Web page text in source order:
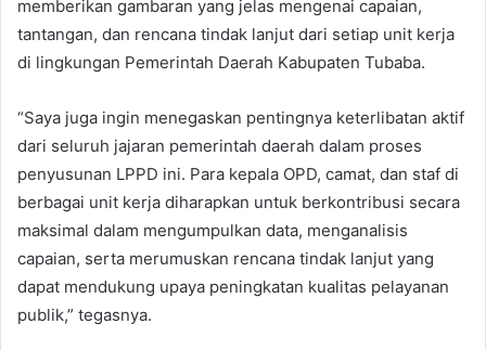
memberikan gambaran yang jelas mengenai capaian,
tantangan, dan rencana tindak lanjut dari setiap unit kerja
di lingkungan Pemerintah Daerah Kabupaten Tubaba.
“Saya juga ingin menegaskan pentingnya keterlibatan aktif
dari seluruh jajaran pemerintah daerah dalam proses
penyusunan LPPD ini. Para kepala OPD, camat, dan staf di
berbagai unit kerja diharapkan untuk berkontribusi secara
maksimal dalam mengumpulkan data, menganalisis
capaian, serta merumuskan rencana tindak lanjut yang
dapat mendukung upaya peningkatan kualitas pelayanan
publik,” tegasnya.